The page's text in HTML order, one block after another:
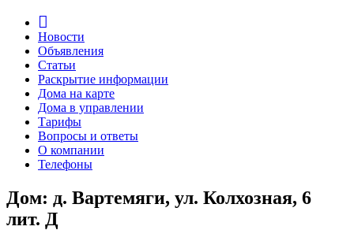
Новости
Объявления
Статьи
Раскрытие информации
Дома на карте
Дома в управлении
Тарифы
Вопросы и ответы
О компании
Телефоны
Дом: д. Вартемяги, ул. Колхозная, 6
лит. Д